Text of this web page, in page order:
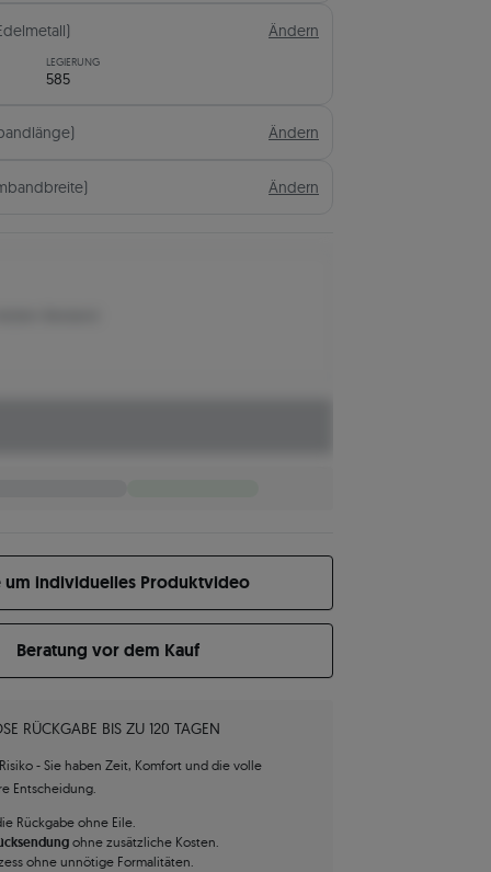
Ändern
LEGIERUNG
585
Ändern
Ändern
um individuelles Produktvideo
Beratung vor dem Kauf
RÜCKGABE BIS ZU 120 TAGEN
- Sie haben Zeit, Komfort und die volle
Entscheidung.
Rückgabe ohne Eile.
ohne zusätzliche Kosten.
ohne unnötige Formalitäten.